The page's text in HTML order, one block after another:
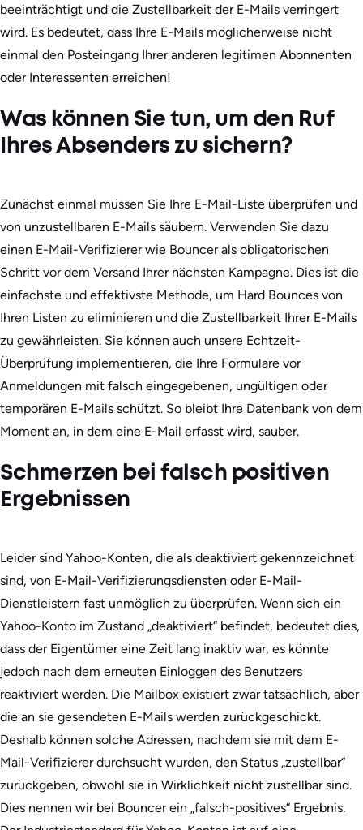
beeinträchtigt und die Zustellbarkeit der E-Mails verringert
wird. Es bedeutet, dass Ihre E-Mails möglicherweise nicht
einmal den Posteingang Ihrer anderen legitimen Abonnenten
oder Interessenten erreichen!
Was können Sie tun, um den Ruf
Ihres Absenders zu sichern?
Zunächst einmal müssen Sie Ihre E-Mail-Liste überprüfen und
von unzustellbaren E-Mails säubern. Verwenden Sie dazu
einen E-Mail-Verifizierer wie Bouncer als obligatorischen
Schritt vor dem Versand Ihrer nächsten Kampagne. Dies ist die
einfachste und effektivste Methode, um Hard Bounces von
Ihren Listen zu eliminieren und die Zustellbarkeit Ihrer E-Mails
zu gewährleisten. Sie können auch unsere Echtzeit-
Überprüfung implementieren, die Ihre Formulare vor
Anmeldungen mit falsch eingegebenen, ungültigen oder
temporären E-Mails schützt. So bleibt Ihre Datenbank von dem
Moment an, in dem eine E-Mail erfasst wird, sauber.
Schmerzen bei falsch positiven
Ergebnissen
Leider sind Yahoo-Konten, die als deaktiviert gekennzeichnet
sind, von E-Mail-Verifizierungsdiensten oder E-Mail-
Dienstleistern fast unmöglich zu überprüfen. Wenn sich ein
Yahoo-Konto im Zustand „deaktiviert“ befindet, bedeutet dies,
dass der Eigentümer eine Zeit lang inaktiv war, es könnte
jedoch nach dem erneuten Einloggen des Benutzers
reaktiviert werden. Die Mailbox existiert zwar tatsächlich, aber
die an sie gesendeten E-Mails werden zurückgeschickt.
Deshalb können solche Adressen, nachdem sie mit dem E-
Mail-Verifizierer durchsucht wurden, den Status „zustellbar“
zurückgeben, obwohl sie in Wirklichkeit nicht zustellbar sind.
Dies nennen wir bei Bouncer ein „falsch-positives“ Ergebnis.